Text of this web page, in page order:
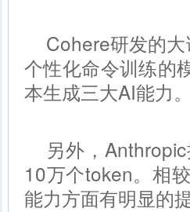
Cohere研发的
个性化命令训练的
本生成三大AI能力。
另外，
10万个token。相
能力方面有明显的提